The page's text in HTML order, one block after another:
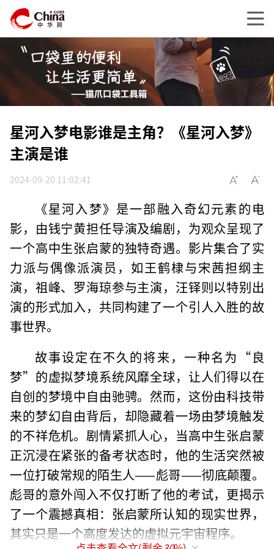
星河入梦电影谁是主角？《星河入梦》
主演是谁
2024-09-20 11:02:41
《星河入梦》是一部融入奇幻元素的电
影，由钱宁黄担任导演及编剧，为观众呈现了
一个高中生张启蒙的独特奇遇。影片集合了实
力派与偶像派演员，如王鹤棣与宋茜担纲主
演，祖峰、罗海琼参与主演，汪铎则以特别出
演的形式加入，共同构建了一个引人入胜的故
事世界。
故事设定在不久的将来，一种名为“良
梦”的虚拟梦境系统风靡全球，让人们得以在
自创的梦境中自由驰骋。然而，这份由科技带
来的梦幻自由背后，却隐藏着一场由梦境触发
的不祥危机。剧情紧抓人心，当高中生张启蒙
正沉浸在紧张的备考状态时，他的生活突然被
一位打破常规的陌生人——彪哥——彻底颠覆。
彪哥的意外闯入不仅打断了他的考试，更揭示
了一个震撼真相：张启蒙所认知的现实世界，
其实只是一个高度发达的虚拟元宇宙程序。